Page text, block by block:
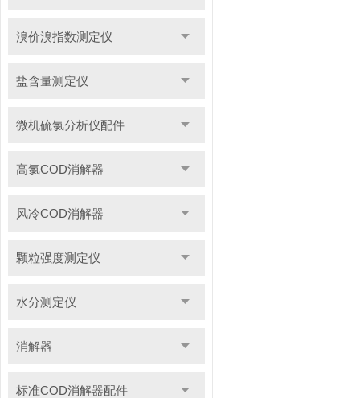
溴价溴指数测定仪
盐含量测定仪
微机硫氯分析仪配件
高氯COD消解器
风冷COD消解器
颗粒强度测定仪
水分测定仪
消解器
标准COD消解器配件